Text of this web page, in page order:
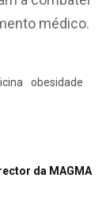
médico.
obesidade
da MAGMA